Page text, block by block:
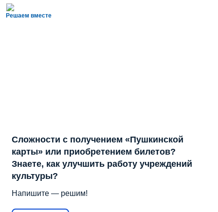
Решаем вместе
Сложности с получением «Пушкинской
карты» или приобретением билетов?
Знаете, как улучшить работу учреждений
культуры?
Напишите — решим!